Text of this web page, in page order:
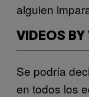
alguien
VIDEOS BY
Se podría
en todos los